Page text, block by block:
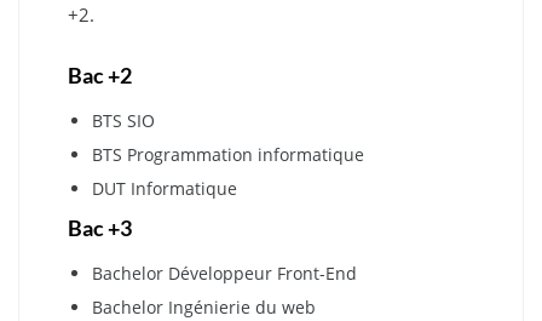
+2.
Bac +2
BTS SIO
BTS Programmation informatique
DUT Informatique
Bac +3
Bachelor Développeur Front-End
Bachelor Ingénierie du web